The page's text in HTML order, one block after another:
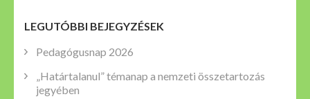
LEGUTÓBBI BEJEGYZÉSEK
Pedagógusnap 2026
„Határtalanul” témanap a nemzeti összetartozás
jegyében